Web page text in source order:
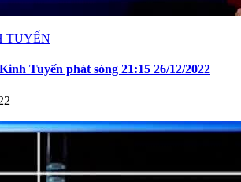
TUYẾN
Tuyến phát sóng 21:15 26/12/2022